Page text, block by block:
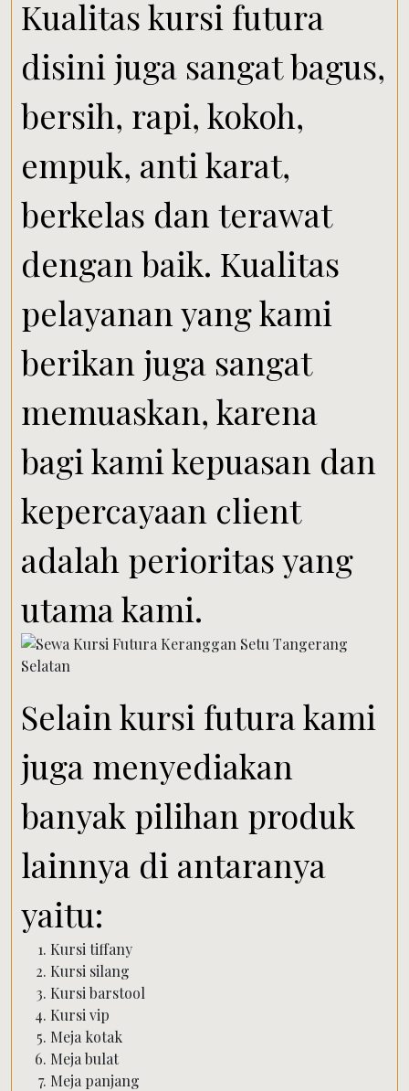
Kualitas kursi futura
disini juga sangat bagus,
bersih, rapi, kokoh,
empuk, anti karat,
berkelas dan terawat
dengan baik. Kualitas
pelayanan yang kami
berikan juga sangat
memuaskan, karena
bagi kami kepuasan dan
kepercayaan client
adalah perioritas yang
utama kami.
Selain kursi futura kami
juga menyediakan
banyak pilihan produk
lainnya di antaranya
yaitu:
Kursi tiffany
Kursi silang
Kursi barstool
Kursi vip
Meja kotak
Meja bulat
Meja panjang